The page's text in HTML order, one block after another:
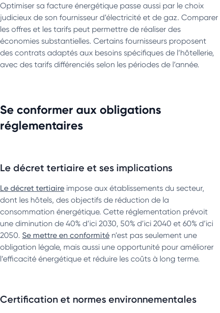
Optimiser sa facture énergétique passe aussi par le choix
judicieux de son fournisseur d’électricité et de gaz. Comparer
les offres et les tarifs peut permettre de réaliser des
économies substantielles. Certains fournisseurs proposent
des contrats adaptés aux besoins spécifiques de l’hôtellerie,
avec des tarifs différenciés selon les périodes de l’année.
Se conformer aux obligations
réglementaires
Le décret tertiaire et ses implications
Le décret tertiaire impose aux établissements du secteur,
dont les hôtels, des objectifs de réduction de la
consommation énergétique. Cette réglementation prévoit
une diminution de 40% d’ici 2030, 50% d’ici 2040 et 60% d’ici
2050. Se mettre en conformité n’est pas seulement une
obligation légale, mais aussi une opportunité pour améliorer
l’efficacité énergétique et réduire les coûts à long terme.
Certification et normes environnementales